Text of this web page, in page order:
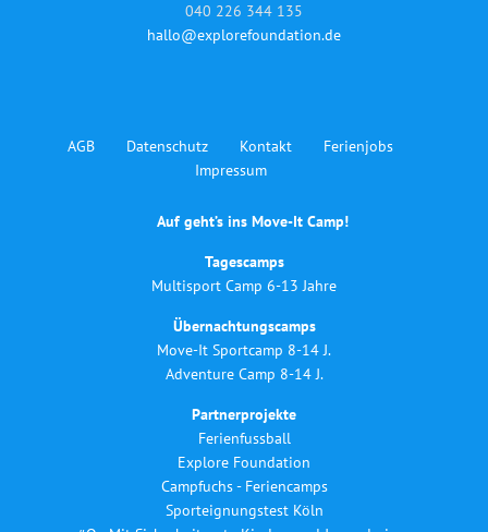
040 226 344 135
hallo@explorefoundation.de
AGB Datenschutz Kontakt
Ferienjobs
Impressum
Auf geht’s ins Move-It Camp!
Tagescamps
Multisport Camp 6-13 Jahre
Übernachtungscamps
Move-It Sportcamp 8-14 J.
Adventure Camp 8-14 J.
Partnerprojekte
Ferienfussball
Explore Foundation
Campfuchs - Feriencamps
Sporteignungstest Köln